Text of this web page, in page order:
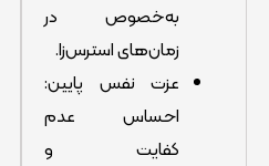
به‌خصوص در
زمان‌های استرس‌زا.
عزت نفس پایین:
احساس عدم
کفایت و